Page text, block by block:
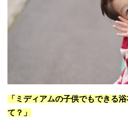
「ミディアムの子供でもできる
て？」